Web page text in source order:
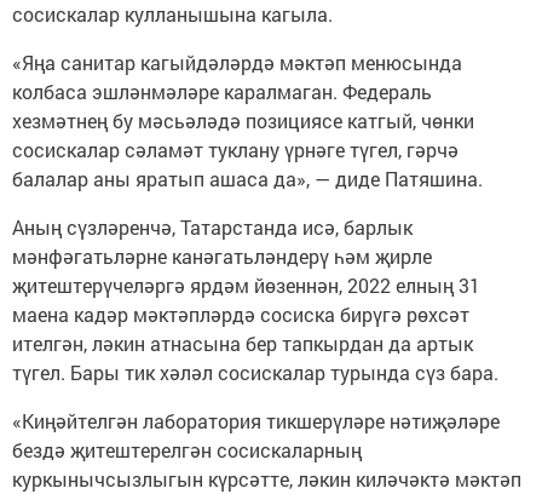
сосискалар кулланышына кагыла.
«Яңа санитар кагыйдәләрдә мәктәп менюсында
колбаса эшләнмәләре каралмаган. Федераль
хезмәтнең бу мәсьәләдә позициясе катгый, чөнки
сосискалар сәламәт туклану үрнәге түгел, гәрчә
балалар аны яратып ашаса да», — диде Патяшина.
Аның сүзләренчә, Татарстанда исә, барлык
мәнфәгатьләрне канәгатьләндерү һәм җирле
җитештерүчеләргә ярдәм йөзеннән, 2022 елның 31
маена кадәр мәктәпләрдә сосиска бирүгә рөхсәт
ителгән, ләкин атнасына бер тапкырдан да артык
түгел. Бары тик хәләл сосискалар турында сүз бара.
«Киңәйтелгән лаборатория тикшерүләре нәтиҗәләре
бездә җитештерелгән сосискаларның
куркынычсызлыгын күрсәтте, ләкин киләчәктә мәктәп